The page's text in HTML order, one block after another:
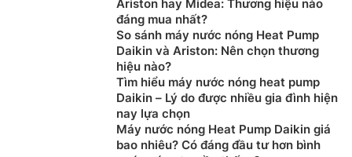
Ariston hay Midea: Thương hiệu nào
đáng mua nhất?
So sánh máy nước nóng Heat Pump
Daikin và Ariston: Nên chọn thương
hiệu nào?
Tìm hiểu máy nước nóng heat pump
Daikin – Lý do được nhiều gia đình hiện
nay lựa chọn
Máy nước nóng Heat Pump Daikin giá
bao nhiêu? Có đáng đầu tư hơn bình